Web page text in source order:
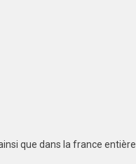
que dans la france entière.